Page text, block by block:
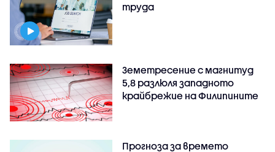
труда
Земетресение с магнитуд
5,8 разлюля западното
крайбрежие на Филипините
Прогноза за времето